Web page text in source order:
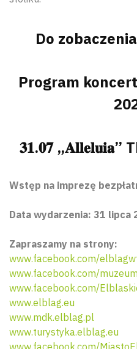
Do
Program
𝟑𝟏.𝟎𝟕
Wstęp na imprezę
Data wydarzenia: 31 lipca
Zapraszamy na strony:
www.facebook.com/
www.facebook.com/
www.facebook.com/
www.elblag.eu
www.mdk.elblag.pl
www.turystyka.elblag.eu
www.facebook.com/